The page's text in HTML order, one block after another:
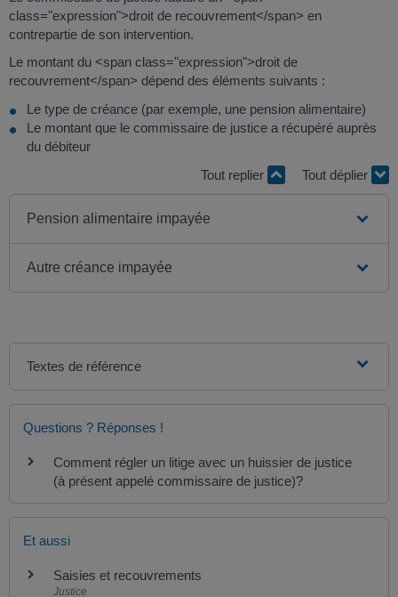
class="expression">droit de recouvrement</span> en
contrepartie de son intervention.
Le montant du <span class="expression">droit de
recouvrement</span> dépend des éléments suivants :
Le type de créance (par exemple, une pension alimentaire)
Le montant que le commissaire de justice a récupéré auprès
du débiteur
Tout replier
Tout déplier
Pension alimentaire impayée
Autre créance impayée
Textes de référence
Questions ? Réponses !
Comment régler un litige avec un huissier de justice
(à présent appelé commissaire de justice)?
Et aussi
Saisies et recouvrements
Justice